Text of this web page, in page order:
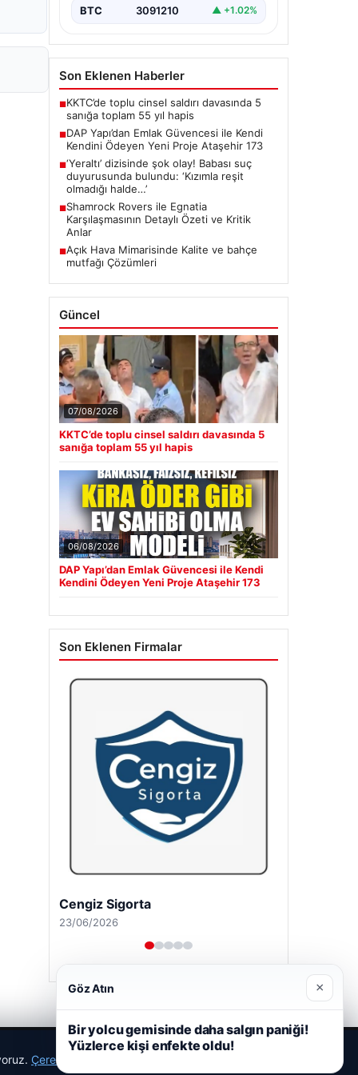
BTC 3091210 ▲ +1.02%
Son Eklenen Haberler
■KKTC’de toplu cinsel saldırı davasında 5
sanığa toplam 55 yıl hapis
■DAP Yapı’dan Emlak Güvencesi ile Kendi
Kendini Ödeyen Yeni Proje Ataşehir 173
■‘Yeraltı’ dizisinde şok olay! Babası suç
duyurusunda bulundu: ‘Kızımla reşit
olmadığı halde…’
■Shamrock Rovers ile Egnatia
Karşılaşmasının Detaylı Özeti ve Kritik
Anlar
■Açık Hava Mimarisinde Kalite ve bahçe
mutfağı Çözümleri
Güncel
07/08/2026
KKTC’de toplu cinsel saldırı davasında 5
sanığa toplam 55 yıl hapis
06/08/2026
DAP Yapı’dan Emlak Güvencesi ile Kendi
Kendini Ödeyen Yeni Proje Ataşehir 173
Son Eklenen Firmalar
Cengiz Sigorta
23/06/2026
Çerez Politikamız
Göz Atın ×
Bir yolcu gemisinde daha salgın paniği!
Yüzlerce kişi enfekte oldu!